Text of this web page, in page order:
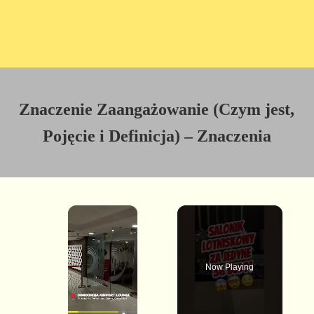
Znaczenie Zaangażowanie (Czym jest,
Pojęcie i Definicja) – Znaczenia
×
Now Playing